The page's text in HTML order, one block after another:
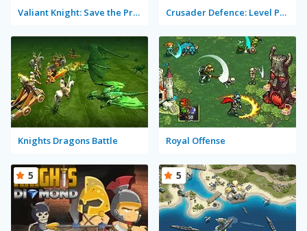
Valiant Knight: Save the Princess Crusader Defence: Level Pack
Knights Dragons Battle Royal Offense
5 5